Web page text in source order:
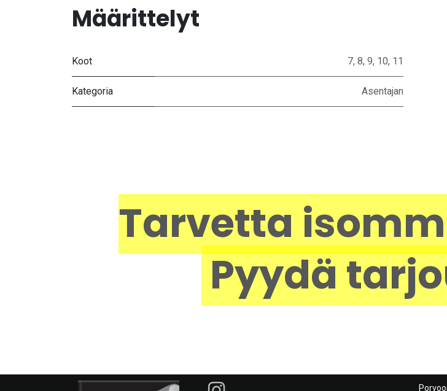
Määrittelyt
Koot 7, 8, 9, 10, 11
Kategoria Asentajan
Tarvetta
Pyydä